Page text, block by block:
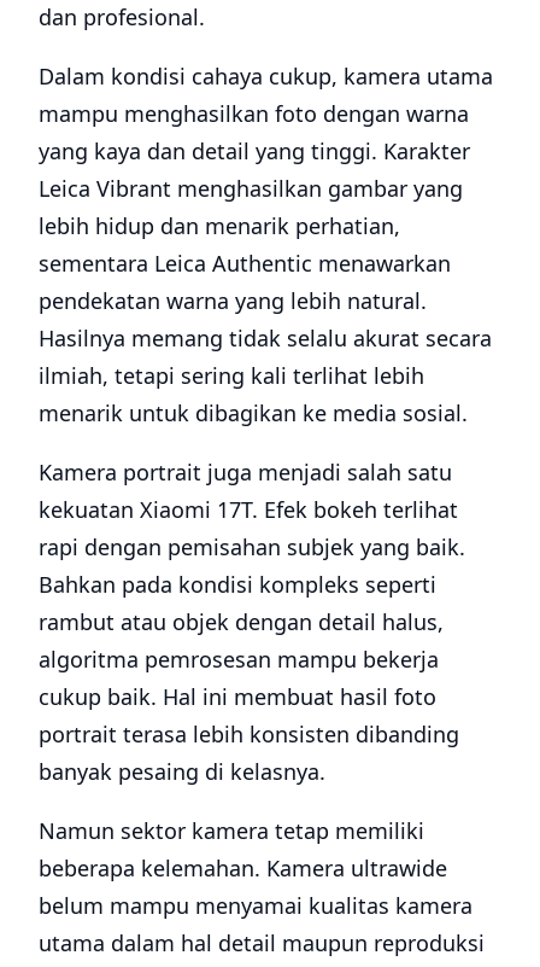
dan profesional.
Dalam kondisi cahaya cukup, kamera utama
mampu menghasilkan foto dengan warna
yang kaya dan detail yang tinggi. Karakter
Leica Vibrant menghasilkan gambar yang
lebih hidup dan menarik perhatian,
sementara Leica Authentic menawarkan
pendekatan warna yang lebih natural.
Hasilnya memang tidak selalu akurat secara
ilmiah, tetapi sering kali terlihat lebih
menarik untuk dibagikan ke media sosial.
Kamera portrait juga menjadi salah satu
kekuatan Xiaomi 17T. Efek bokeh terlihat
rapi dengan pemisahan subjek yang baik.
Bahkan pada kondisi kompleks seperti
rambut atau objek dengan detail halus,
algoritma pemrosesan mampu bekerja
cukup baik. Hal ini membuat hasil foto
portrait terasa lebih konsisten dibanding
banyak pesaing di kelasnya.
Namun sektor kamera tetap memiliki
beberapa kelemahan. Kamera ultrawide
belum mampu menyamai kualitas kamera
utama dalam hal detail maupun reproduksi